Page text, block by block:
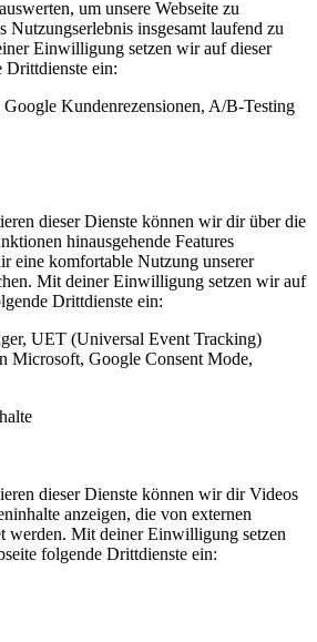
um unsere Webseite zu
Nutzungserlebnis insgesamt laufend zu
Einwilligung setzen wir auf dieser
Drittdienste ein:
Kundenrezensionen, A/B-Testing
dieser Dienste können wir dir über die
hinausgehende Features
eine komfortable Nutzung unserer
Mit deiner Einwilligung setzen wir auf
Drittdienste ein:
UET (Universal Event Tracking)
Microsoft, Google Consent Mode,
dieser Dienste können wir dir Videos
anzeigen, die von externen
werden. Mit deiner Einwilligung setzen
folgende Drittdienste ein: